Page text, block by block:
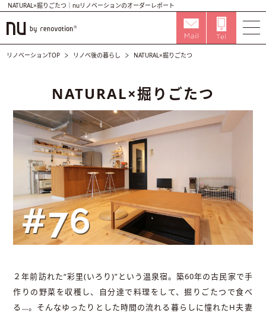
NATURAL×掘りごたつ｜nuリノベーションのオーダーレポート
リノベーションTOP リノベ後の暮らし NATURAL×掘りごたつ
NATURAL×掘りごたつ
２年前訪れた“彩里(いろり)”という温泉宿。築60年の古民家で手
作りの野菜を収穫し、自分達で料理をして、掘りごたつで食べ
る…。そんなゆったりとした時間の流れる暮らしに憧れたH夫妻